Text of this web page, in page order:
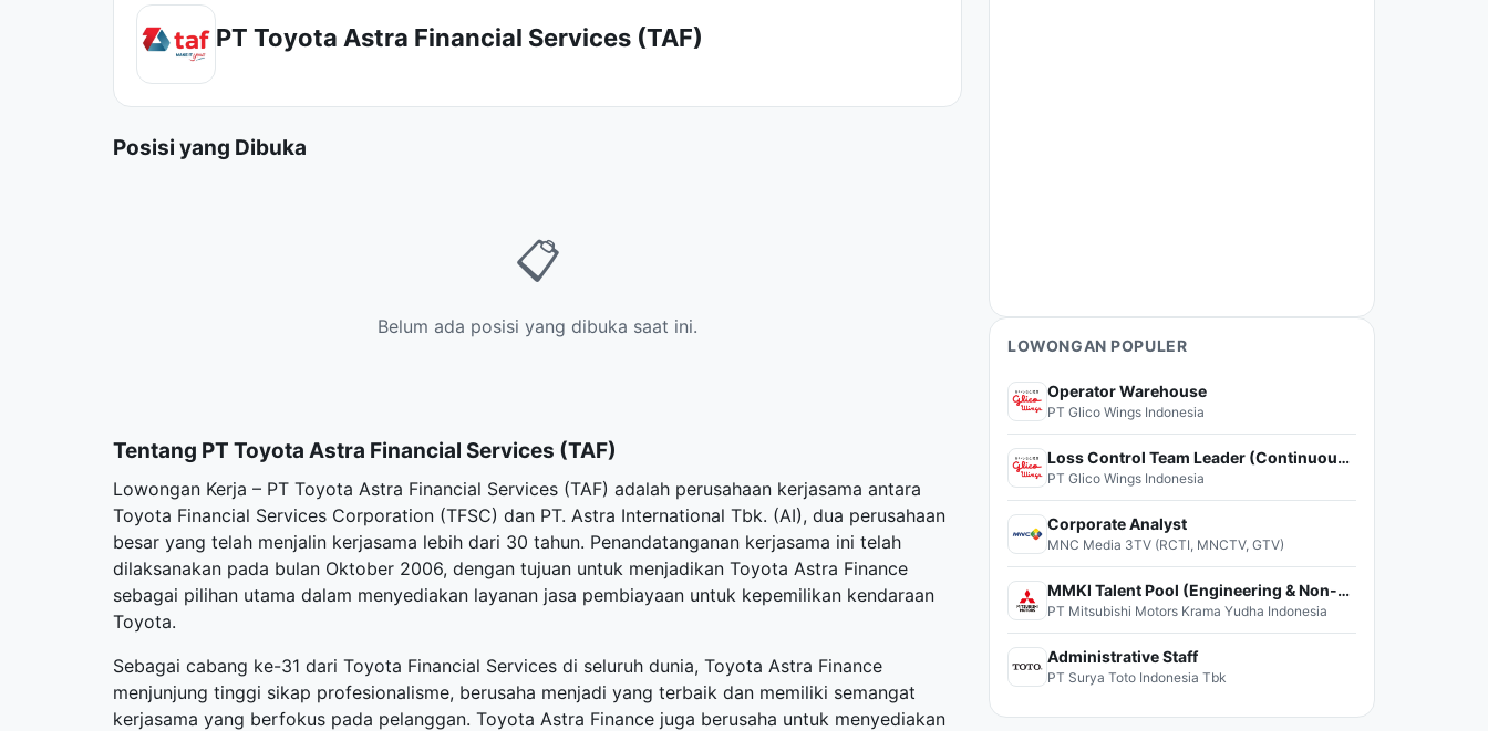
PT Toyota Astra Financial Services (TAF)
Posisi yang Dibuka
📋
Belum ada posisi yang dibuka saat ini.
Tentang PT Toyota Astra Financial Services (TAF)
Lowongan Kerja – PT Toyota Astra Financial Services (TAF) adalah perusahaan kerjasama antara
Toyota Financial Services Corporation (TFSC) dan PT. Astra International Tbk. (AI), dua perusahaan
besar yang telah menjalin kerjasama lebih dari 30 tahun. Penandatanganan kerjasama ini telah
dilaksanakan pada bulan Oktober 2006, dengan tujuan untuk menjadikan Toyota Astra Finance
sebagai pilihan utama dalam menyediakan layanan jasa pembiayaan untuk kepemilikan kendaraan
Toyota.
Sebagai cabang ke-31 dari Toyota Financial Services di seluruh dunia, Toyota Astra Finance
menjunjung tinggi sikap profesionalisme, berusaha menjadi yang terbaik dan memiliki semangat
kerjasama yang berfokus pada pelanggan. Toyota Astra Finance juga berusaha untuk menyediakan
LOWONGAN POPULER
Operator Warehouse
PT Glico Wings Indonesia
Loss Control Team Leader (Continuous Improvement)
PT Glico Wings Indonesia
Corporate Analyst
MNC Media 3TV (RCTI, MNCTV, GTV)
MMKI Talent Pool (Engineering & Non-Engineering)
PT Mitsubishi Motors Krama Yudha Indonesia
Administrative Staff
PT Surya Toto Indonesia Tbk